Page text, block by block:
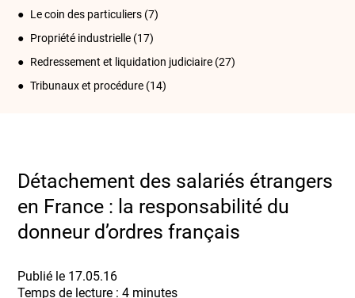
Le coin des particuliers (7)
Propriété industrielle (17)
Redressement et liquidation judiciaire (27)
Tribunaux et procédure (14)
Détachement des salariés étrangers
en France : la responsabilité du
donneur d’ordres français
Publié le 17.05.16